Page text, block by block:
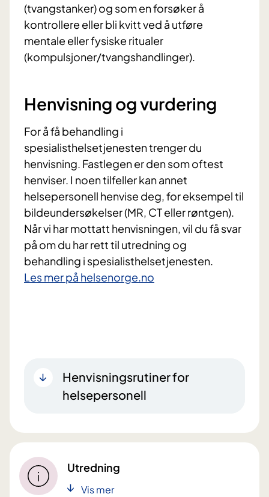
(tvangstanker) og som en forsøker å
kontrollere eller bli kvitt ved å utføre
mentale eller fysiske ritualer
(kompulsjoner/tvangshandlinger).
Henvisning og vurdering
For å få behandling i
spesialisthelsetjenesten trenger du
henvisning. Fastlegen er den som oftest
henviser. I noen tilfeller kan annet
helsepersonell henvise deg, for eksempel til
bildeundersøkelser (MR, CT eller røntgen).
Når vi har mottatt henvisningen, vil du få svar
på om du har rett til utredning og
behandling i spesialisthelsetjenesten.
Les mer på helsenorge.no
Henvisningsrutiner for
helsepersonell
Utredning
Vis mer